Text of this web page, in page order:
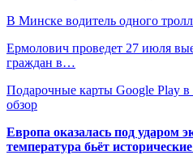
В Минске водитель одного
Ермолович проведет 27 июля
граждан в…
Подарочные карты Google Play
обзор
Европа оказалась под ударом
температура бьёт